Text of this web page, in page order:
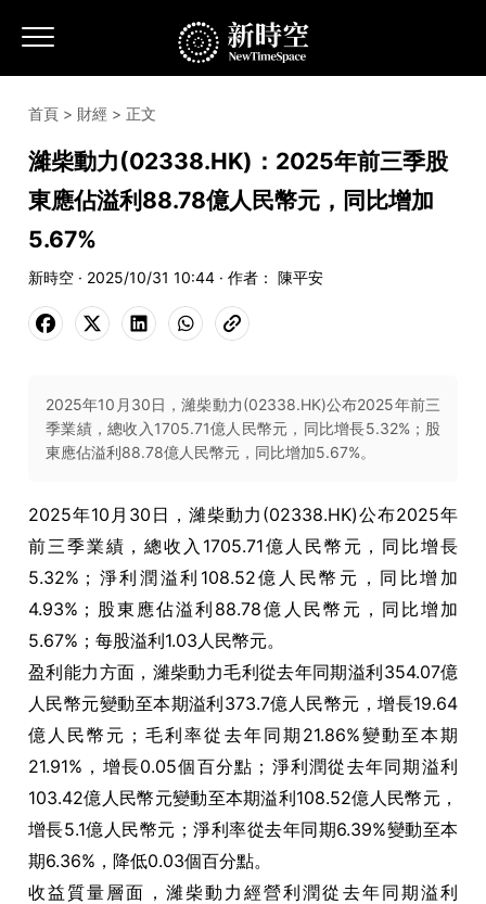
首頁 > 財經 > 正文
濰柴動力(02338.HK)：2025年前三季股
東應佔溢利88.78億人民幣元，同比增加
5.67%
新時空 · 2025/10/31 10:44 · 作者： 陳平安
2025年10月30日，濰柴動力(02338.HK)公布2025年前三
季業績，總收入1705.71億人民幣元，同比增長5.32%；股
東應佔溢利88.78億人民幣元，同比增加5.67%。
2025年10月30日，濰柴動力(02338.HK)公布2025年
前三季業績，總收入1705.71億人民幣元，同比增長
5.32%；淨利潤溢利108.52億人民幣元，同比增加
4.93%；股東應佔溢利88.78億人民幣元，同比增加
5.67%；每股溢利1.03人民幣元。
盈利能力方面，濰柴動力毛利從去年同期溢利354.07億
人民幣元變動至本期溢利373.7億人民幣元，增長19.64
億人民幣元；毛利率從去年同期21.86%變動至本期
21.91%，增長0.05個百分點；淨利潤從去年同期溢利
103.42億人民幣元變動至本期溢利108.52億人民幣元，
增長5.1億人民幣元；淨利率從去年同期6.39%變動至本
期6.36%，降低0.03個百分點。
收益質量層面，濰柴動力經營利潤從去年同期溢利